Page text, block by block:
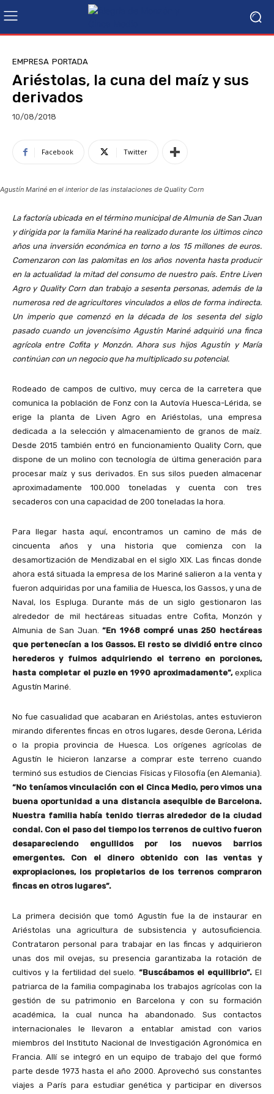
EMPRESA PORTADA
Ariéstolas, la cuna del maíz y sus
derivados
10/08/2018
Facebook Twitter
Agustín Mariné en el interior de las instalaciones de Quality Corn
La factoría ubicada en el término municipal de Almunia de San Juan
y dirigida por la familia Mariné ha realizado durante los últimos cinco
años una inversión económica en torno a los 15 millones de euros.
Comenzaron con las palomitas en los años noventa hasta producir
en la actualidad la mitad del consumo de nuestro país. Entre Liven
Agro y Quality Corn dan trabajo a sesenta personas, además de la
numerosa red de agricultores vinculados a ellos de forma indirecta.
Un imperio que comenzó en la década de los sesenta del siglo
pasado cuando un jovencísimo Agustín Mariné adquirió una finca
agrícola entre Cofita y Monzón. Ahora sus hijos Agustín y María
continúan con un negocio que ha multiplicado su potencial.
Rodeado de campos de cultivo, muy cerca de la carretera que
comunica la población de Fonz con la Autovía Huesca-Lérida, se
erige la planta de Liven Agro en Ariéstolas, una empresa
dedicada a la selección y almacenamiento de granos de maíz.
Desde 2015 también entró en funcionamiento Quality Corn, que
dispone de un molino con tecnología de última generación para
procesar maíz y sus derivados. En sus silos pueden almacenar
aproximadamente 100.000 toneladas y cuenta con tres
secaderos con una capacidad de 200 toneladas la hora.
Para llegar hasta aquí, encontramos un camino de más de
cincuenta años y una historia que comienza con la
desamortización de Mendizabal en el siglo XIX. Las fincas donde
ahora está situada la empresa de los Mariné salieron a la venta y
fueron adquiridas por una familia de Huesca, los Gassos, y una de
Naval, los Espluga. Durante más de un siglo gestionaron las
alrededor de mil hectáreas situadas entre Cofita, Monzón y
Almunia de San Juan.“En 1968 compré unas 250 hectáreas
que pertenecían a los Gassos. El resto se dividió entre cinco
herederos y fuimos adquiriendo el terreno en porciones,
hasta completar el puzle en 1990 aproximadamente”,explica
Agustín Mariné.
No fue casualidad que acabaran en Ariéstolas, antes estuvieron
mirando diferentes fincas en otros lugares, desde Gerona, Lérida
o la propia provincia de Huesca. Los orígenes agrícolas de
Agustín le hicieron lanzarse a comprar este terreno cuando
terminó sus estudios de Ciencias Físicas y Filosofía (en Alemania).
“No teníamos vinculación con el Cinca Medio, pero vimos una
buena oportunidad a una distancia asequible de Barcelona.
Nuestra familia había tenido tierras alrededor de la ciudad
condal. Con el paso del tiempo los terrenos de cultivo fueron
desapareciendo engullidos por los nuevos barrios
emergentes. Con el dinero obtenido con las ventas y
expropiaciones, los propietarios de los terrenos compraron
fincas en otros lugares”.
La primera decisión que tomó Agustín fue la de instaurar en
Ariéstolas una agricultura de subsistencia y autosuficiencia.
Contrataron personal para trabajar en las fincas y adquirieron
unas dos mil ovejas, su presencia garantizaba la rotación de
cultivos y la fertilidad del suelo.“Buscábamos el equilibrio”. El
patriarca de la familia compaginaba los trabajos agrícolas con la
gestión de su patrimonio en Barcelona y con su formación
académica, la cual nunca ha abandonado. Sus contactos
internacionales le llevaron a entablar amistad con varios
miembros del Instituto Nacional de Investigación Agronómica en
Francia. Allí se integró en un equipo de trabajo del que formó
parte desde 1973 hasta el año 2000. Aprovechó sus constantes
viajes a París para estudiar genética y participar en diversos